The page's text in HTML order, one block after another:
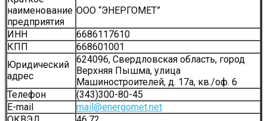
наименование
предприятия
ООО “ЭНЕРГОМЕТ”
ИНН
6686117610
КПП
668601001
Юридический
адрес
624096, Свердловская область, город
Верхняя Пышма, улица
Машиностроителей, д. 17а, кв./оф. 6
Телефон
(343)300-80-45
Е-mail
mail@energomet.net